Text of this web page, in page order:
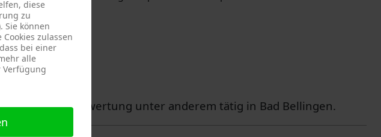
Immobilienbewertung unter anderem tätig in Bad Bellingen.
diese
zu
Sie können
zulassen
bei einer
alle
Verfügung